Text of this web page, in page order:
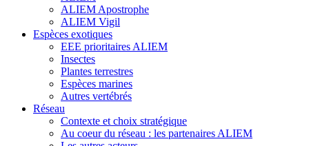
ALIEM Apostrophe
ALIEM Vigil
Espèces exotiques
EEE prioritaires ALIEM
Insectes
Plantes terrestres
Espèces marines
Autres vertébrés
Réseau
Contexte et choix stratégique
Au coeur du réseau : les partenaires ALIEM